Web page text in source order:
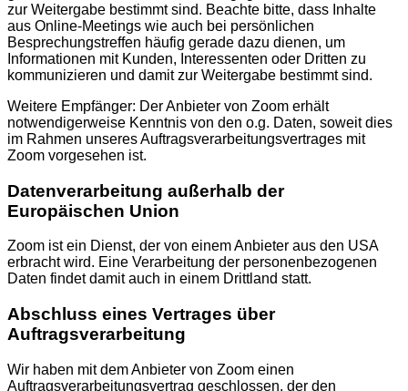
zur Weitergabe bestimmt sind. Beachte bitte, dass Inhalte
aus Online-Meetings wie auch bei persönlichen
Besprechungstreffen häufig gerade dazu dienen, um
Informationen mit Kunden, Interessenten oder Dritten zu
kommunizieren und damit zur Weitergabe bestimmt sind.
Weitere Empfänger: Der Anbieter von Zoom erhält
notwendigerweise Kenntnis von den o.g. Daten, soweit dies
im Rahmen unseres Auftragsverarbeitungsvertrages mit
Zoom vorgesehen ist.
Datenverarbeitung außerhalb der
Europäischen Union
Zoom ist ein Dienst, der von einem Anbieter aus den USA
erbracht wird. Eine Verarbeitung der personenbezogenen
Daten findet damit auch in einem Drittland statt.
Abschluss eines Vertrages über
Auftragsverarbeitung
Wir haben mit dem Anbieter von Zoom einen
Auftragsverarbeitungsvertrag geschlossen, der den